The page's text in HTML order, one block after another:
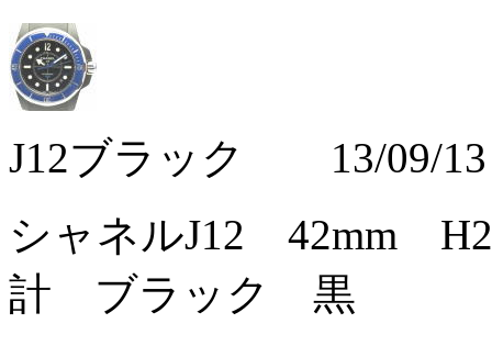
J12ブラック 13/09/13
シャネルJ12 42mm
計 ブラック 黒